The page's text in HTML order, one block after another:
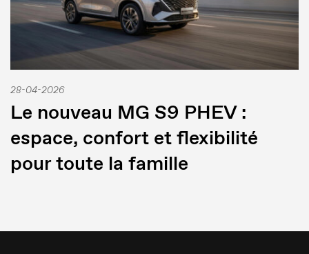
28-04-2026
Le nouveau MG S9 PHEV :
espace, confort et flexibilité
pour toute la famille